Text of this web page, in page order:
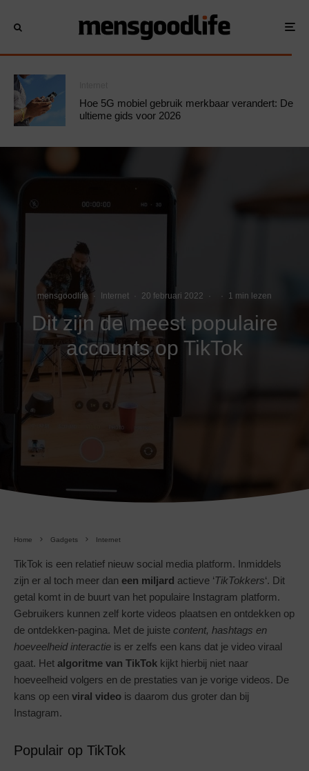
Hoe 5G mobiel gebruik merkbaar verandert: De
ultieme gids voor 2026
mensgoodlife · Internet · 20 februari 2022 · · 1 min lezen
Dit zijn de meest populaire
accounts op TikTok
Home Gadgets Internet
TikTok is een relatief nieuw social media platform. Inmiddels
zijn er al toch meer dan een miljard actieve ‘TikTokkers‘. Dit
getal komt in de buurt van het populaire Instagram platform.
Gebruikers kunnen zelf korte videos plaatsen en ontdekken op
de ontdekken-pagina. Met de juiste content, hashtags en
hoeveelheid interactie is er zelfs een kans dat je video viraal
gaat. Het algoritme van TikTok kijkt hierbij niet naar
hoeveelheid volgers en de prestaties van je vorige videos. De
kans op een viral video is daarom dus groter dan bij
Instagram.
Populair op TikTok